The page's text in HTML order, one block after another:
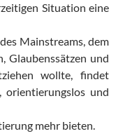
Situation eine
Mainstreams, dem
Glaubenssätzen und
wollte, findet
orientierungslos und
mehr bieten.